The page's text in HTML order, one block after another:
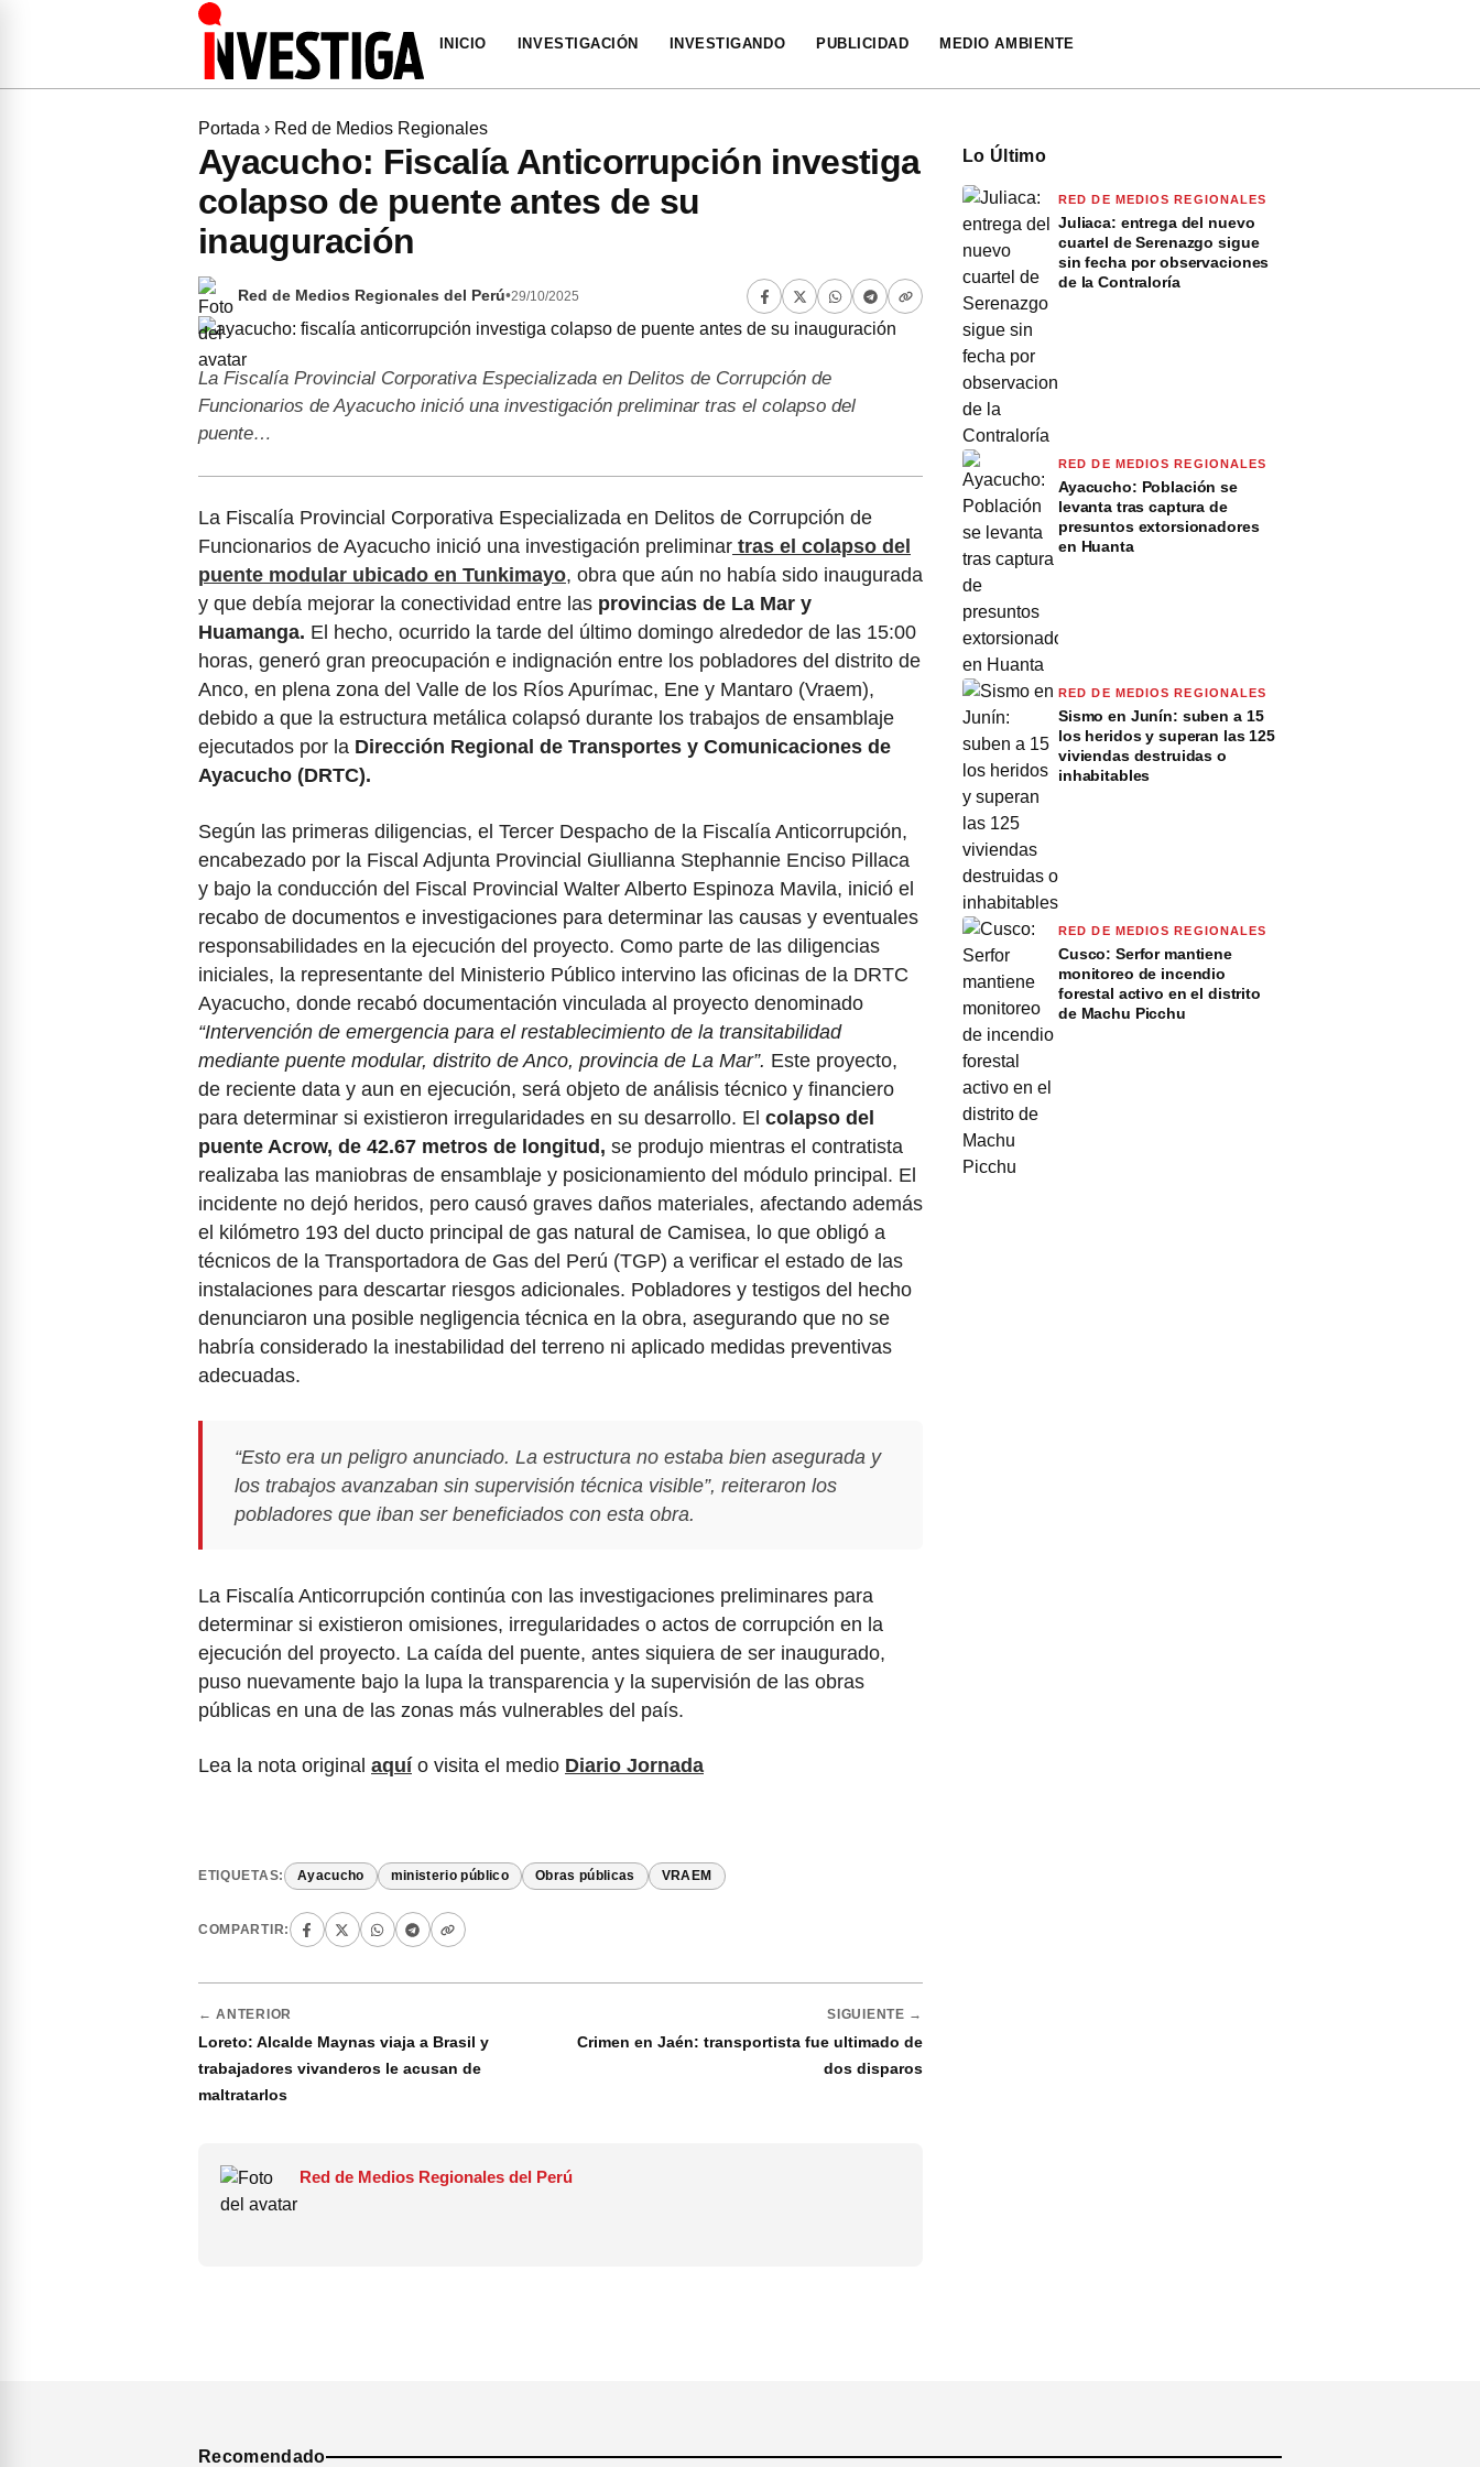
INICIO INVESTIGACIÓN INVESTIGANDO PUBLICIDAD MEDIO AMBIENTE
Portada › Red de Medios Regionales
Ayacucho: Fiscalía Anticorrupción investiga
colapso de puente antes de su
inauguración
Red de Medios Regionales del Perú•29/10/2025
La Fiscalía Provincial Corporativa Especializada en Delitos de Corrupción de
Funcionarios de Ayacucho inició una investigación preliminar tras el colapso del
puente…
La Fiscalía Provincial Corporativa Especializada en Delitos de Corrupción de
Funcionarios de Ayacucho inició una investigación preliminar tras el colapso del
puente modular ubicado en Tunkimayo, obra que aún no había sido inaugurada
y que debía mejorar la conectividad entre las provincias de La Mar y
Huamanga. El hecho, ocurrido la tarde del último domingo alrededor de las 15:00
horas, generó gran preocupación e indignación entre los pobladores del distrito de
Anco, en plena zona del Valle de los Ríos Apurímac, Ene y Mantaro (Vraem),
debido a que la estructura metálica colapsó durante los trabajos de ensamblaje
ejecutados por la Dirección Regional de Transportes y Comunicaciones de
Ayacucho (DRTC).
Según las primeras diligencias, el Tercer Despacho de la Fiscalía Anticorrupción,
encabezado por la Fiscal Adjunta Provincial Giullianna Stephannie Enciso Pillaca
y bajo la conducción del Fiscal Provincial Walter Alberto Espinoza Mavila, inició el
recabo de documentos e investigaciones para determinar las causas y eventuales
responsabilidades en la ejecución del proyecto. Como parte de las diligencias
iniciales, la representante del Ministerio Público intervino las oficinas de la DRTC
Ayacucho, donde recabó documentación vinculada al proyecto denominado
“Intervención de emergencia para el restablecimiento de la transitabilidad
mediante puente modular, distrito de Anco, provincia de La Mar”. Este proyecto,
de reciente data y aun en ejecución, será objeto de análisis técnico y financiero
para determinar si existieron irregularidades en su desarrollo. El colapso del
puente Acrow, de 42.67 metros de longitud, se produjo mientras el contratista
realizaba las maniobras de ensamblaje y posicionamiento del módulo principal. El
incidente no dejó heridos, pero causó graves daños materiales, afectando además
el kilómetro 193 del ducto principal de gas natural de Camisea, lo que obligó a
técnicos de la Transportadora de Gas del Perú (TGP) a verificar el estado de las
instalaciones para descartar riesgos adicionales. Pobladores y testigos del hecho
denunciaron una posible negligencia técnica en la obra, asegurando que no se
habría considerado la inestabilidad del terreno ni aplicado medidas preventivas
adecuadas.
“Esto era un peligro anunciado. La estructura no estaba bien asegurada y
los trabajos avanzaban sin supervisión técnica visible”, reiteraron los
pobladores que iban ser beneficiados con esta obra.
La Fiscalía Anticorrupción continúa con las investigaciones preliminares para
determinar si existieron omisiones, irregularidades o actos de corrupción en la
ejecución del proyecto. La caída del puente, antes siquiera de ser inaugurado,
puso nuevamente bajo la lupa la transparencia y la supervisión de las obras
públicas en una de las zonas más vulnerables del país.
Lea la nota original aquí o visita el medio Diario Jornada
ETIQUETAS: Ayacucho ministerio público Obras públicas VRAEM
COMPARTIR:
← ANTERIOR
Loreto: Alcalde Maynas viaja a Brasil y
trabajadores vivanderos le acusan de
maltratarlos
SIGUIENTE →
Crimen en Jaén: transportista fue ultimado de
dos disparos
Red de Medios Regionales del Perú
Lo Último
RED DE MEDIOS REGIONALES
Juliaca: entrega del nuevo
cuartel de Serenazgo sigue
sin fecha por observaciones
de la Contraloría
RED DE MEDIOS REGIONALES
Ayacucho: Población se
levanta tras captura de
presuntos extorsionadores
en Huanta
RED DE MEDIOS REGIONALES
Sismo en Junín: suben a 15
los heridos y superan las 125
viviendas destruidas o
inhabitables
RED DE MEDIOS REGIONALES
Cusco: Serfor mantiene
monitoreo de incendio
forestal activo en el distrito
de Machu Picchu
Recomendado